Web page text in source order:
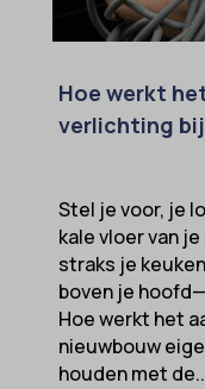
Hoe werkt
verlichting
Stel je voor, je
kale vloer van
straks je
boven je
Hoe werkt het
nieuwbouw
houden met